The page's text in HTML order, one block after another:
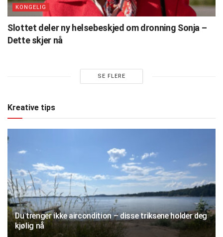
KONGELIG
Slottet deler ny helsebeskjed om dronning Sonja –
Dette skjer nå
SE FLERE
Kreative tips
Du trenger ikke aircondition – disse triksene holder deg
kjølig nå